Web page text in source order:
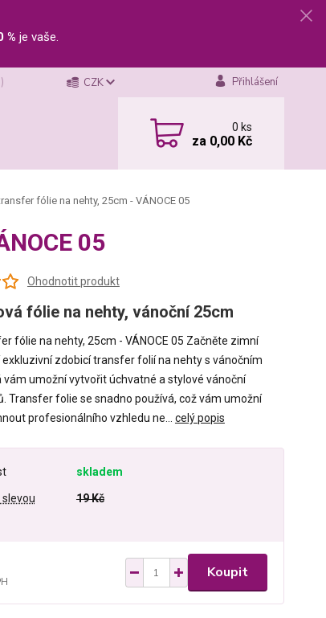
% je vaše.
CZK Přihlášení
0ks
za 0,00 Kč
fólie na nehty, 25cm - VÁNOCE 05
05
Ohodnotit produkt
fólie na nehty, vánoční 25cm
fólie na nehty, 25cm - VÁNOCE 05 Začněte zimní
exkluzivní zdobicí transfer folií na nehty s vánočním
umožní vytvořit úchvatné a stylové vánoční
Transfer folie se snadno používá, což vám umožní
profesionálního vzhledu ne... celý popis
skladem
19 Kč
Koupit